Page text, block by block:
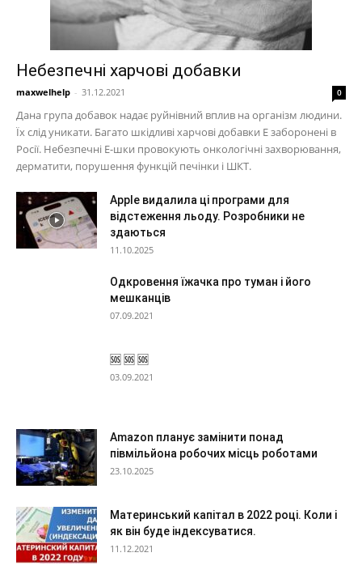
Небезпечні харчові добавки
maxwelhelp - 31.12.2021 0
Дана група добавок надає руйнівний вплив на організм людини.
Їх слід уникати. Багато шкідливі харчові добавки Е заборонені в
Росії. Небезпечні Е-шки провокують онкологічні захворювання,
дерматити, порушення функцій печінки і ШКТ.
Apple видалила ці програми для
відстеження льоду. Розробники не
здаються
11.10.2025
Одкровення їжачка про туман і його
мешканців
07.09.2021
🆘 🆘 🆘
03.09.2021
Amazon планує замінити понад
півмільйона робочих місць роботами
23.10.2025
Материнський капітал в 2022 році. Коли і
як він буде індексуватися.
11.12.2021